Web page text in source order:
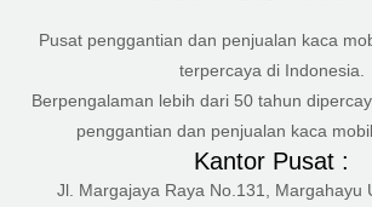
Pusat penggantian dan penjualan kaca
terpercaya di Indonesia.
Berpengalaman lebih dari 50 tahun
penggantian dan penjualan kaca
Kantor Pusat :
Jl. Margajaya Raya No.131, Margahayu